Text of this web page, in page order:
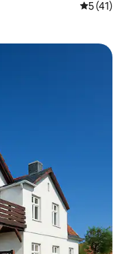
5 de uma
5 (41)